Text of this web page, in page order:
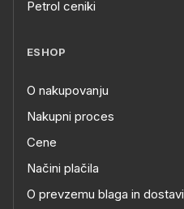
Petrol ceniki
ESHOP
O nakupovanju
Nakupni proces
Cene
Načini plačila
O prevzemu blaga in dostavi